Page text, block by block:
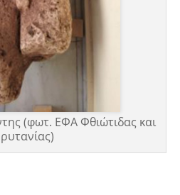
(φωτ. ΕΦΑ Φθιώτιδας και